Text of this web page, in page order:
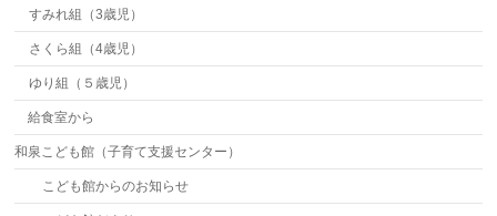
すみれ組（3歳児）
さくら組（4歳児）
ゆり組（５歳児）
給食室から
和泉こども館（子育て支援センター）
こども館からのお知らせ